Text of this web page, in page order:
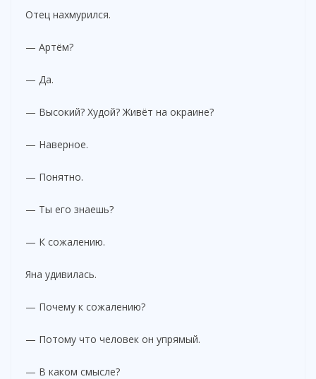
Отец нахмурился.
— Артём?
— Да.
— Высокий? Худой? Живёт на окраине?
— Наверное.
— Понятно.
— Ты его знаешь?
— К сожалению.
Яна удивилась.
— Почему к сожалению?
— Потому что человек он упрямый.
— В каком смысле?